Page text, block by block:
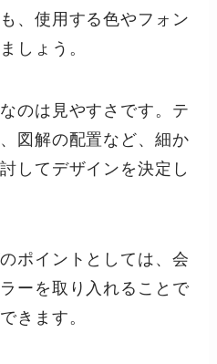
、使用する色やフォン
しょう。
のは見やすさです。テ
図解の配置など、細か
してデザインを決定し
ポイントとしては、会
ーを取り入れることで
きます。